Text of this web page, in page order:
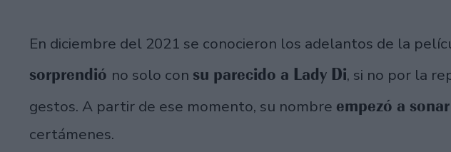
En diciembre del 2021 se conocieron los adelantos de la
sorprendió no solo con su parecido a Lady Di, si no por la
gestos. A partir de ese momento, su nombre empezó a
certámenes.